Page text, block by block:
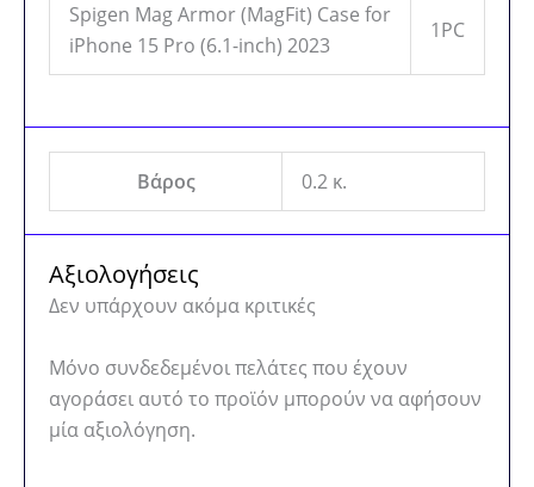
Spigen Mag Armor (MagFit) Case for
iPhone 15 Pro (6.1-inch) 2023
1PC
Βάρος 0.2 κ.
Αξιολογήσεις
Δεν υπάρχουν ακόμα κριτικές
Μόνο συνδεδεμένοι πελάτες που έχουν
αγοράσει αυτό το προϊόν μπορούν να αφήσουν
μία αξιολόγηση.